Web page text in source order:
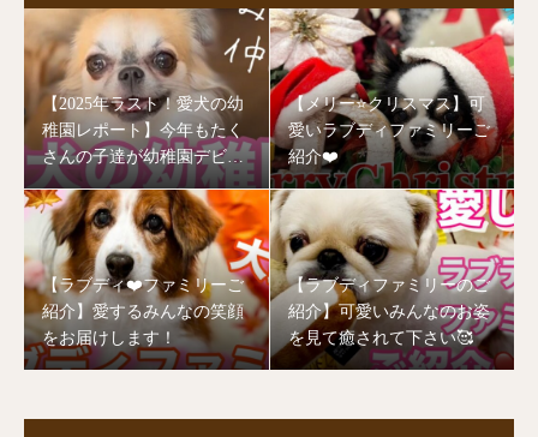
【2025年ラスト！愛犬の幼
稚園レポート】今年もたく
さんの子達が幼稚園デビュ
ーしました🥰
【メリー⭐️クリスマス】可
愛いラブディファミリーご
紹介❤️
【ラブディ❤️ファミリーご
紹介】愛するみんなの笑顔
をお届けします！
【ラブディファミリーのご
紹介】可愛いみんなのお姿
を見て癒されて下さい🥰